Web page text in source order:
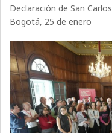
Declaración de San Carlos
Bogotá, 25 de enero